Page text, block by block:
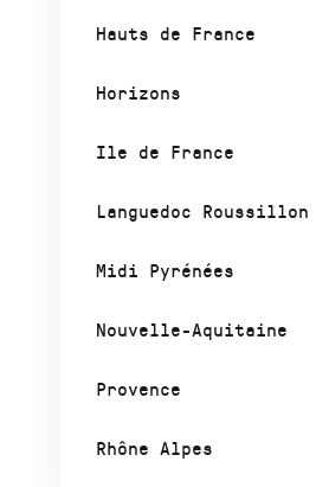
Hauts de France
Horizons
Ile de France
Languedoc Roussillon
Midi Pyrénées
Nouvelle-Aquitaine
Provence
Rhône Alpes